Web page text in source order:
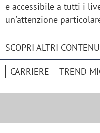
e accessibile a tutti i
un'attenzione
SCOPRI ALTRI
CARRIERE TREND